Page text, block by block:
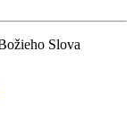
Slova